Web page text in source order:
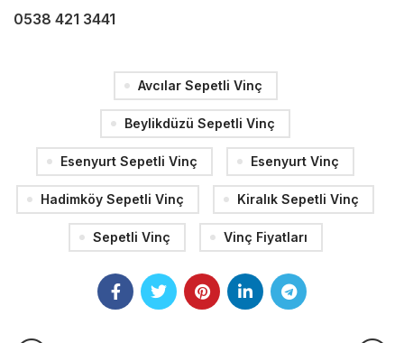
0538 421 3441
Avcılar Sepetli Vinç
Beylikdüzü Sepetli Vinç
Esenyurt Sepetli Vinç Esenyurt Vinç
Hadimköy Sepetli Vinç Kiralık Sepetli Vinç
Sepetli Vinç Vinç Fiyatları